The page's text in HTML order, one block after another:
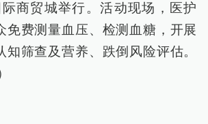
商贸城举行。活动现场，医护
免费测量血压、检测血糖，开展
知筛查及营养、跌倒风险评估。